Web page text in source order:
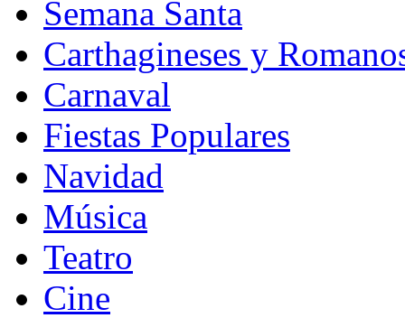
Semana Santa
Carthagineses y
Carnaval
Fiestas Populares
Navidad
Música
Teatro
Cine